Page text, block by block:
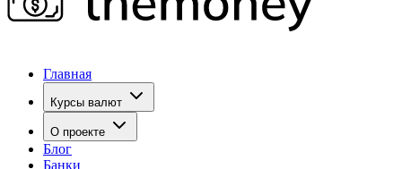
Главная
Курсы валют
О проекте
Блог
Банки